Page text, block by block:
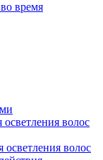
время
волос
волос